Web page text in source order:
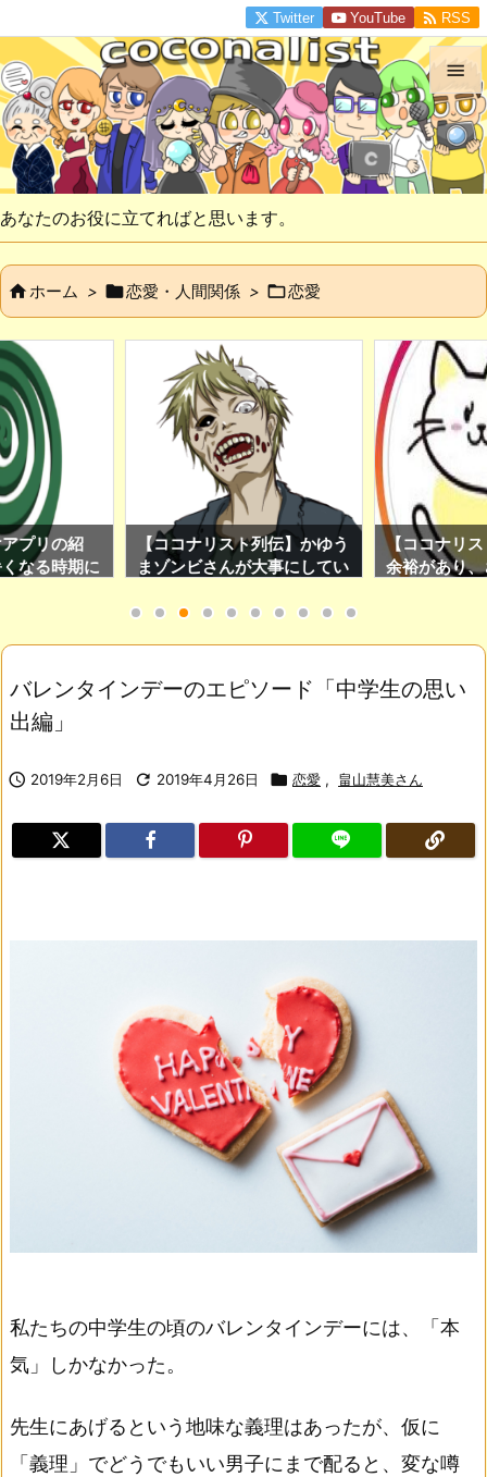
あなたのお役に立てればと思います。


メニュ


前へ
次へ

検索
Twitter YouTube  RSS
ホーム > 恋愛・人間関係 > 恋愛
プリの紹
なる時期に
【ココナリスト列伝】かゆう
まゾンビさんが大事にしてい
ナリスト限定Twitter運用サ
【ココナリ
余裕があり
バレンタインデーのエピソード「中学生の思い
出編」
 2019年2月6日  2019年4月26日  恋愛 , 畠山慧美さん
私たちの中学生の頃のバレンタインデーには、「本
気」しかなかった。
先生にあげるという地味な義理はあったが、仮に
「義理」でどうでもいい男子にまで配ると、変な噂